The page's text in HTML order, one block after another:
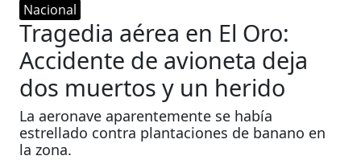
Nacional
Tragedia aérea en El Oro:
Accidente de avioneta deja
dos muertos y un herido
La aeronave aparentemente se había
estrellado contra plantaciones de banano en
la zona.